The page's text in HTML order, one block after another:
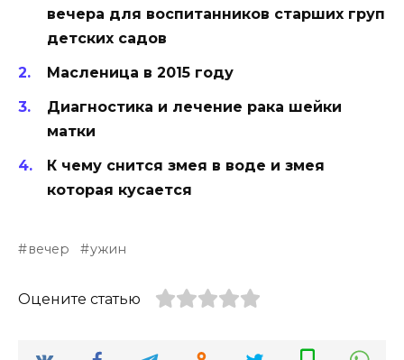
вечера для воспитанников старших груп
детских садов
Масленица в 2015 году
Диагностика и лечение рака шейки
матки
К чему снится змея в воде и змея
которая кусается
вечер ужин
Оцените статью